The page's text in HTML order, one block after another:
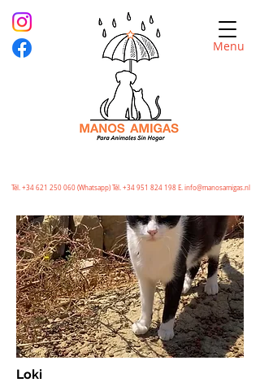
Tél. +34 621 250 060(Whatsapp) Tél. +34 951 824 198 E. info@manosamigas.nl
Menu
Loki